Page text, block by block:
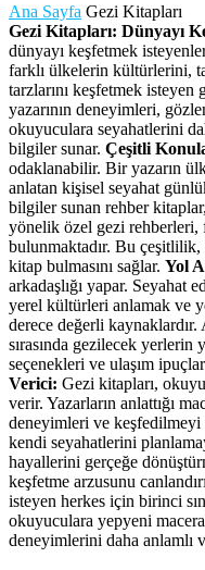
Ana Sayfa Gezi Kitapları
Gezi Kitapları: Dünyayı
dünyayı keşfetmek
farklı ülkelerin kültürlerini,
tarzlarını keşfetmek
yazarının deneyimleri,
okuyuculara seyahatlerini
bilgiler sunar. Çeşitli
odaklanabilir. Bir yazarın
anlatan kişisel seyahat
bilgiler sunan rehber
yönelik özel gezi rehberleri,
bulunmaktadır. Bu
kitap bulmasını sağlar. Yol
arkadaşlığı yapar. Seyahat
yerel kültürleri anlamak ve
derece değerli
sırasında gezilecek yerlerin
seçenekleri ve ulaşım
Verici: Gezi kitapları,
verir. Yazarların anlattığı
deneyimleri ve keşfedilmeyi
kendi seyahatlerini
hayallerini gerçeğe
keşfetme arzusunu
isteyen herkes için birinci
okuyuculara yepyeni
deneyimlerini daha anlamlı